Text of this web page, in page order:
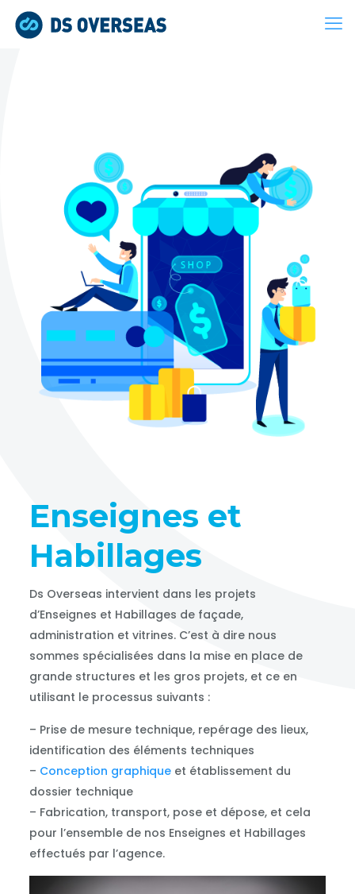
Enseignes et
Habillages
Ds Overseas intervient dans les projets
d’Enseignes et Habillages de façade,
administration et vitrines. C’est à dire nous
sommes spécialisées dans la mise en place de
grande structures et les gros projets, et ce en
utilisant le processus suivants :
– Prise de mesure technique, repérage des lieux,
identification des éléments techniques
– Conception graphiqueet établissement du
dossier technique
– Fabrication, transport, pose et dépose, et cela
pour l’ensemble de nos Enseignes et Habillages
effectués par l’agence.